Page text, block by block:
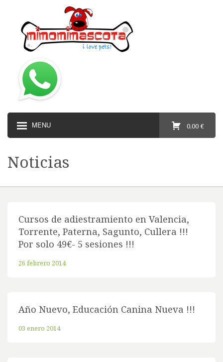
MENU 0,00 €
Noticias
Cursos de adiestramiento en Valencia,
Torrente, Paterna, Sagunto, Cullera !!!
Por solo 49€- 5 sesiones !!!
26 febrero 2014
Año Nuevo, Educación Canina Nueva !!!
03 enero 2014